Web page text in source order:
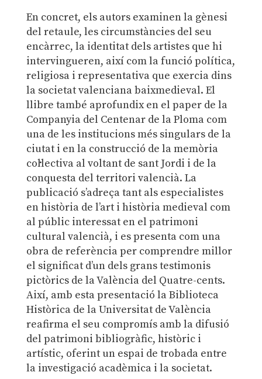
En concret, els autors examinen la gènesi
del retaule, les circumstàncies del seu
encàrrec, la identitat dels artistes que hi
intervingueren, així com la funció política,
religiosa i representativa que exercia dins
la societat valenciana baixmedieval. El
llibre també aprofundix en el paper de la
Companyia del Centenar de la Ploma com
una de les institucions més singulars de la
ciutat i en la construcció de la memòria
col·lectiva al voltant de sant Jordi i de la
conquesta del territori valencià. La
publicació s’adreça tant als especialistes
en història de l’art i història medieval com
al públic interessat en el patrimoni
cultural valencià, i es presenta com una
obra de referència per comprendre millor
el significat d’un dels grans testimonis
pictòrics de la València del Quatre-cents.
Així, amb esta presentació la Biblioteca
Històrica de la Universitat de València
reafirma el seu compromís amb la difusió
del patrimoni bibliogràfic, històric i
artístic, oferint un espai de trobada entre
la investigació acadèmica i la societat.